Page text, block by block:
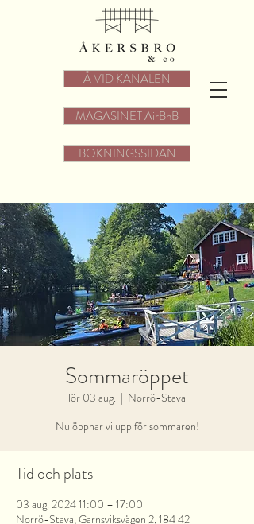
Å VID KANALEN
MAGASINET AirBnB
BOKNINGSSIDAN
Sommaröppet
lör 03 aug.
  |
Norrö-Stava
Nu öppnar vi upp för sommaren!
Tid och plats
03 aug. 2024 11:00 – 17:00
Norrö-Stava, Garnsviksvägen 2, 184 42